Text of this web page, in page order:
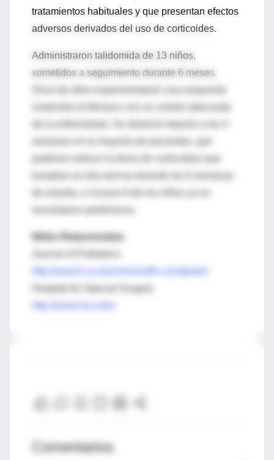
tratamientos habituales y que presentan efectos
adversos derivados del uso de corticoides.
Administraron talidomida de 13 niños,
sometidos a seguimiento durante 6 meses.
Once de ellos experimentaron una respuesta
semanas en la mayoría de pacientes, que
Webs Relacionadas
http://www3.us.elsevierhealth.com/jpeds/
Hospital for Special Surgery
Comentarios